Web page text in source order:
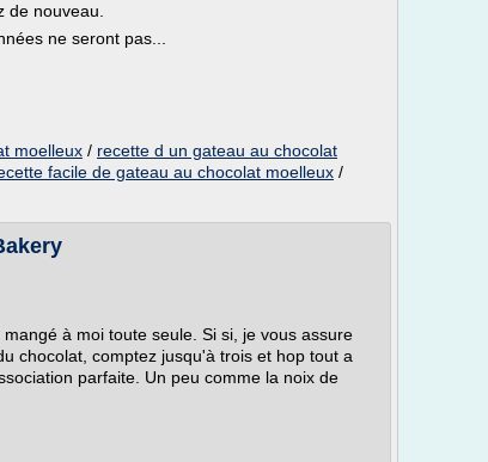
de nouveau.
ne seront pas...
moelleux / recette d un gateau au chocolat
facile de gateau au chocolat moelleux /
à moi toute seule. Si si, je vous assure
chocolat, comptez jusqu'à trois et hop tout a
parfaite. Un peu comme la noix de